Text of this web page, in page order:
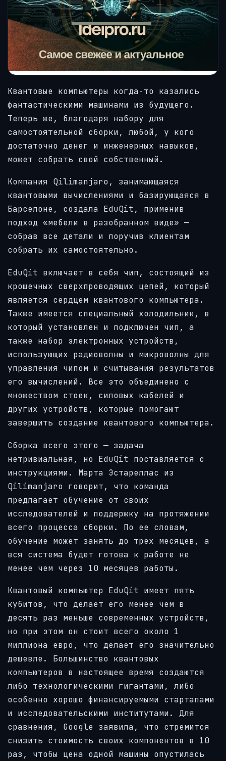
Квантовые компьютеры когда-то казались
фантастическими машинами из будущего.
Теперь же, благодаря набору для
самостоятельной сборки, любой, у кого
достаточно денег и инженерных навыков,
может собрать свой собственный.
Компания Qilimanjaro, занимающаяся
квантовыми вычислениями и базирующаяся в
Барселоне, создала EduQit, применив
подход «мебели в разобранном виде» —
собрав все детали и поручив клиентам
собрать их самостоятельно.
EduQit включает в себя чип, состоящий из
крошечных сверхпроводящих цепей, который
является сердцем квантового компьютера.
Также имеется специальный холодильник, в
который установлен и подключен чип, а
также набор электронных устройств,
использующих радиоволны и микроволны для
управления чипом и считывания результатов
его вычислений. Все это объединено с
множеством стоек, силовых кабелей и
других устройств, которые помогают
завершить создание квантового компьютера.
Сборка всего этого — задача
нетривиальная, но EduQit поставляется с
инструкциями. Марта Эстареллас из
Qilimanjaro говорит, что команда
предлагает обучение от своих
исследователей и поддержку на протяжении
всего процесса сборки. По ее словам,
обучение может занять до трех месяцев, а
вся система будет готова к работе не
менее чем через 10 месяцев работы.
Квантовый компьютер EduQit имеет пять
кубитов, что делает его менее чем в
десять раз меньше современных устройств,
но при этом он стоит всего около 1
миллиона евро, что делает его значительно
дешевле. Большинство квантовых
компьютеров в настоящее время создаются
либо технологическими гигантами, либо
особенно хорошо финансируемыми стартапами
и исследовательскими институтами. Для
сравнения, Google заявила, что стремится
снизить стоимость своих компонентов в 10
раз, чтобы цена одной машины опустилась